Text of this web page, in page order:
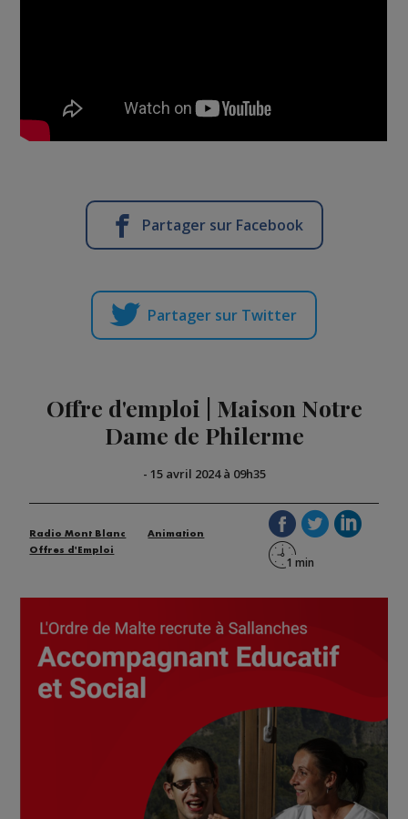
Partager sur Facebook
Partager sur Twitter
Offre d'emploi | Maison Notre
Dame de Philerme
- 15 avril 2024 à 09h35
Radio Mont Blanc
Animation
Offres d'Emploi